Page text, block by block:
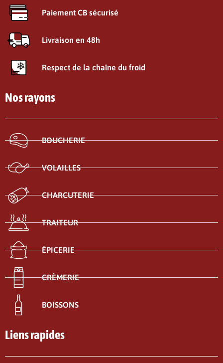
Paiement CB sécurisé
Livraison en 48h
Respect de la chaîne du froid
Nos rayons
BOUCHERIE
VOLAILLES
CHARCUTERIE
TRAITEUR
ÉPICERIE
CRÈMERIE
BOISSONS
Liens rapides